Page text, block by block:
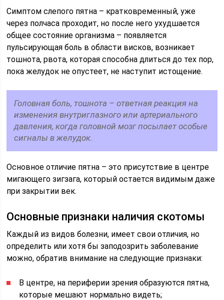
Симптом слепого пятна – кратковременный, уже
через полчаса проходит, но после него ухудшается
общее состояние организма – появляется
пульсирующая боль в области висков, возникает
тошнота, рвота, которая способна длиться до тех пор,
пока желудок не опустеет, не наступит истощение.
Головная боль, тошнота – ответная реакция на
изменения внутриглазного или артериального
давления, когда головной мозг посылает особые
сигналы в желудок.
Основное отличие пятна – это присутствие в центре
мигающего зигзага, который остается видимым даже
при закрытии век.
Основные признаки наличия скотомы
Каждый из видов болезни, имеет свои отличия, но
определить или хотя бы заподозрить заболевание
можно, обратив внимание на следующие признаки:
В центре, на периферии зрения образуются пятна,
которые мешают нормально видеть;